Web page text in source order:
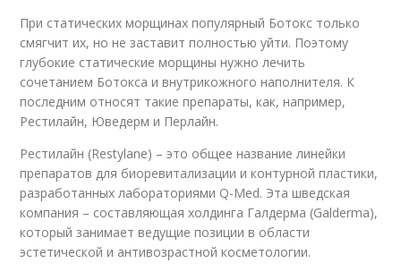
При статических морщинах популярный Ботокс только
смягчит их, но не заставит полностью уйти. Поэтому
глубокие статические морщины нужно лечить
сочетанием Ботокса и внутрикожного наполнителя. К
последним относят такие препараты, как, например,
Рестилайн, Юведерм и Перлайн.
Рестилайн (Restylane) – это общее название линейки
препаратов для биоревитализации и контурной пластики,
разработанных лабораториями Q-Med. Эта шведская
компания – составляющая холдинга Галдерма (Galderma),
который занимает ведущие позиции в области
эстетической и антивозрастной косметологии.